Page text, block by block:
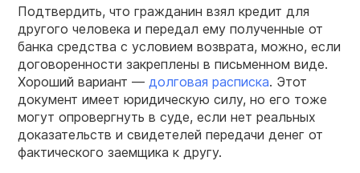
Подтвердить, что гражданин взял кредит для
другого человека и передал ему полученные от
банка средства с условием возврата, можно, если
договоренности закреплены в письменном виде.
Хороший вариант — долговая расписка. Этот
документ имеет юридическую силу, но его тоже
могут опровергнуть в суде, если нет реальных
доказательств и свидетелей передачи денег от
фактического заемщика к другу.